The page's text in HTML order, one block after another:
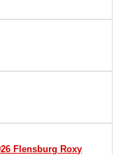
Flensburg Roxy